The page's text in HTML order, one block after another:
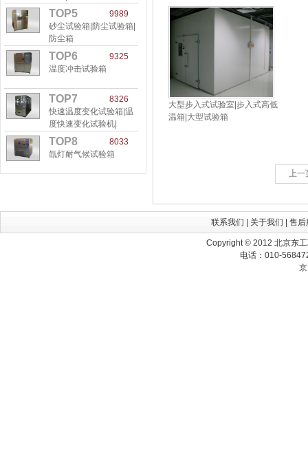
9989
TOP5
砂尘试验箱|防尘试验箱|
防尘箱
9325
TOP6
温度冲击试验箱
8326
TOP7
快速温度变化试验箱|温
度快速变化试验机|
8033
TOP8
氙灯耐气候试验箱
大型步入式试验室|步入式高低
温箱|大型试验箱
上一
联系我们 关于我们 售后
Copyright © 2012 北京东
电话：010-